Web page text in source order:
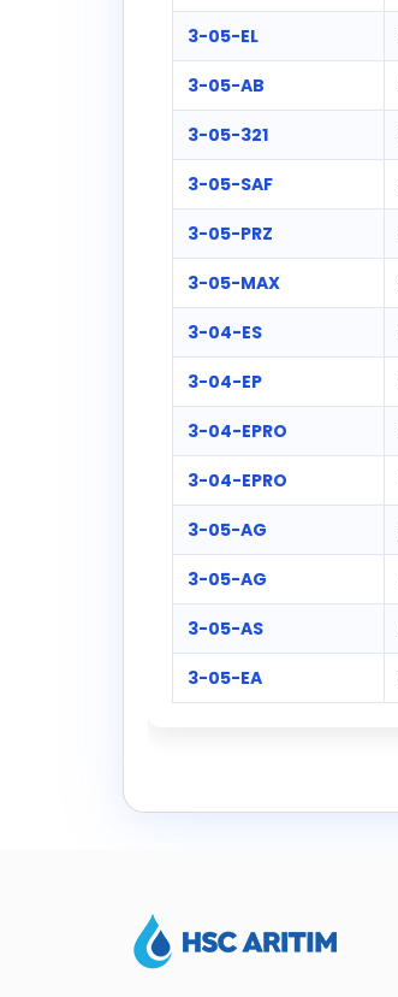
3-05-EL
3-05-AB
3-05-321
3-05-SAF
3-05-PRZ
3-05-MAX
3-04-ES
3-04-EP
3-04-EPRO
3-04-EPRO
3-05-AG
3-05-AG
3-05-AS
3-05-EA